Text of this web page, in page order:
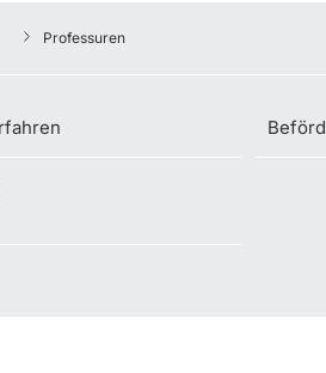
Dozierende
Professuren